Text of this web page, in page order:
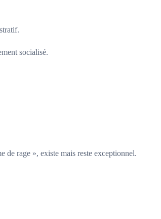
socialisé.
de rage », existe mais reste exceptionnel.